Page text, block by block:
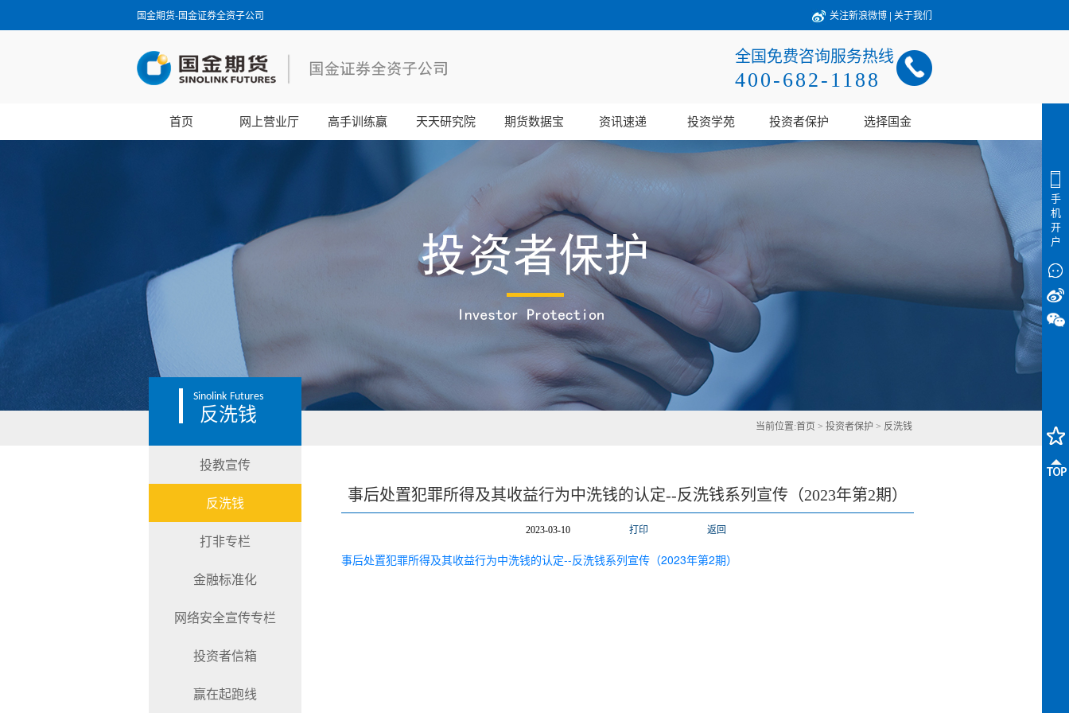
国金期货-国金证券全资子公司 关注新浪微博 | 关于我们
全国免费咨询服务热线
400-682-1188
首页 网上营业厅 高手训练赢 天天研究院 期货数据宝 资讯速递 投资学苑 投资者保护 选择国金
Sinolink Futures
反洗钱
当前位置:首页 > 投资者保护 > 反洗钱
投教宣传
反洗钱
打非专栏
金融标准化
网络安全宣传专栏
投资者信箱
赢在起跑线
事后处置犯罪所得及其收益行为中洗钱的认定--反洗钱系列宣传（2023年第2期）
2023-03-10 打印 返回
事后处置犯罪所得及其收益行为中洗钱的认定--反洗钱系列宣传（2023年第2期）
手
机
开
户